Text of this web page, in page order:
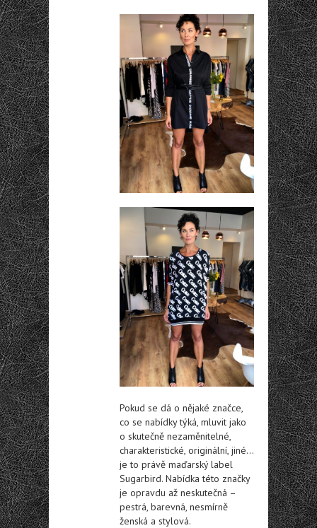
Pokud se dá o nějaké značce,
co se nabídky týká, mluvit jako
o skutečně nezaměnitelné,
charakteristické, originální, jiné…
je to právě maďarský label
Sugarbird. Nabídka této značky
je opravdu až neskutečná –
pestrá, barevná, nesmírně
ženská a stylová.